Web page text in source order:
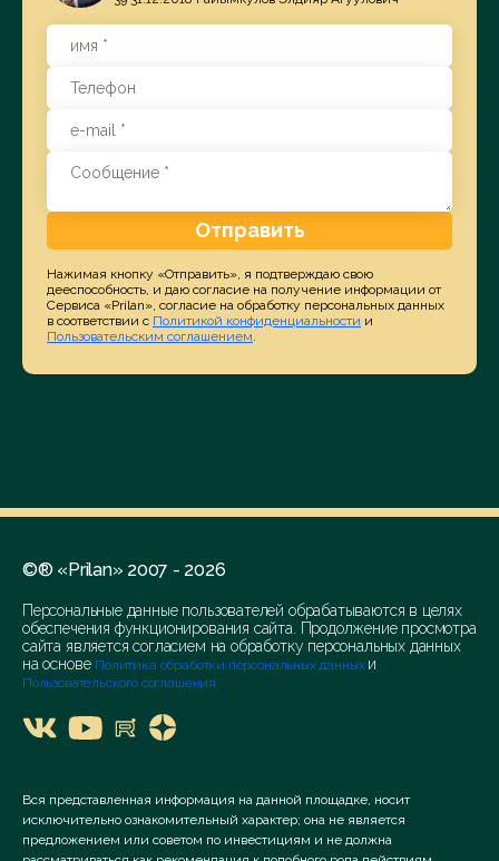
Отправить
Нажимая кнопку «Отправить», я подтверждаю свою
дееспособность, и даю согласие на получение информации от
Сервиса «Prilan», согласие на обработку персональных данных
в соответствии с Политикой конфиденциальности и
Пользовательским соглашением.
©® «Prilan» 2007 - 2026
Персональные данные пользователей обрабатываются в целях
обеспечения функционирования сайта. Продолжение просмотра
сайта является согласием на обработку персональных данных
на основе Политика обработки персональных данных и
Пользовательского соглашения
Вся представленная информация на данной площадке, носит
исключительно ознакомительный характер; она не является
предложением или советом по инвестициям и не должна